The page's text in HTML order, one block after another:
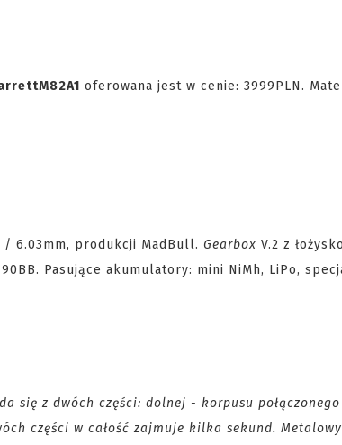
M82A1 oferowana jest w cenie: 3999PLN.
/ 6.03mm, produkcji MadBull. Gearbox V.2 z
Pasujące akumulatory: mini NiMh, LiPo,
się z dwóch części: dolnej - korpusu
części w całość zajmuje kilka sekund. Metalowy